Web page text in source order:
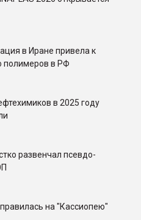
в Иране привела к
в РФ
в 2025 году
развенчал псевдо-
на "Кассиопею"